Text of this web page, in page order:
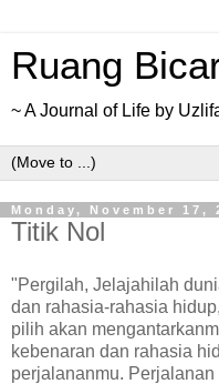
Ruang
~ A Journal of Life by
Monday, November 17,
Titik Nol
"Pergilah, Jelajahilah
dan rahasia-rahasia
pilih akan
kebenaran dan rahasia
perjalananmu.